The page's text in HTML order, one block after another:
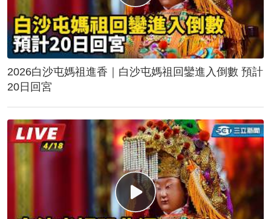
2026白沙屯媽祖進香｜白沙屯媽祖回鑾進入倒數 預計
20日回宮